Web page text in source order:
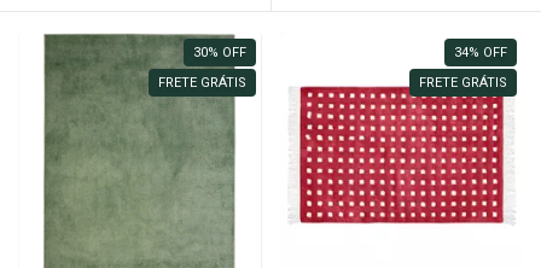
30% OFF
FRETE GRÁTIS
34% OFF
FRETE GRÁTIS